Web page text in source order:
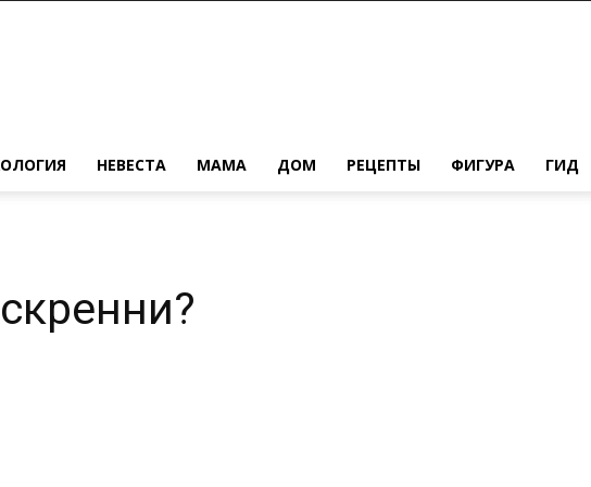
НЕВЕСТА МАМА ДОМ РЕЦЕПТЫ ФИГУРА ГИД